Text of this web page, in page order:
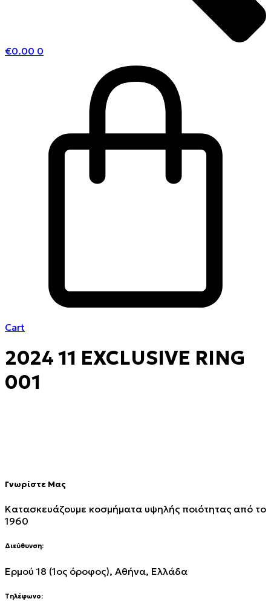
€0.00 0
Cart
2024 11 EXCLUSIVE RING
001
Γνωρίστε Μας
Κατασκευάζουμε κοσμήματα υψηλής ποιότητας από το
1960
Διεύθυνση:
Ερμού 18 (1ος όροφος), Αθήνα, Ελλάδα
Τηλέφωνο: